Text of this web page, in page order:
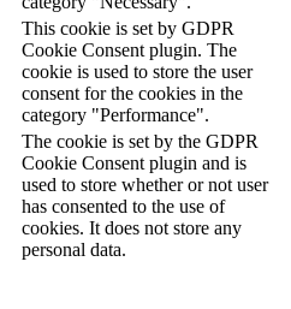
This cookie is set by GDPR
Cookie Consent plugin. The
cookie is used to store the user
consent for the cookies in the
category "Performance".
The cookie is set by the GDPR
Cookie Consent plugin and is
used to store whether or not user
has consented to the use of
cookies. It does not store any
personal data.